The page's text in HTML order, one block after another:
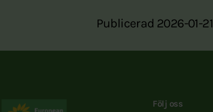
Publicerad 2026-01-21
Följ oss